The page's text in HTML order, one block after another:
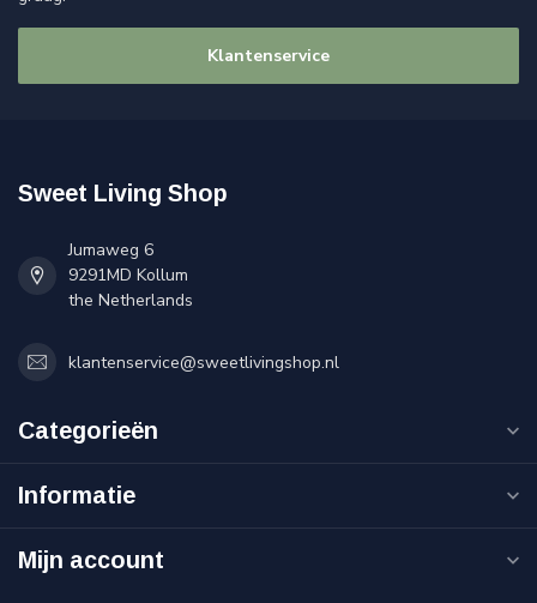
Klantenservice
Sweet Living Shop
Jumaweg 6
9291MD Kollum
the Netherlands
klantenservice@sweetlivingshop.nl
Categorieën
Informatie
Mijn account